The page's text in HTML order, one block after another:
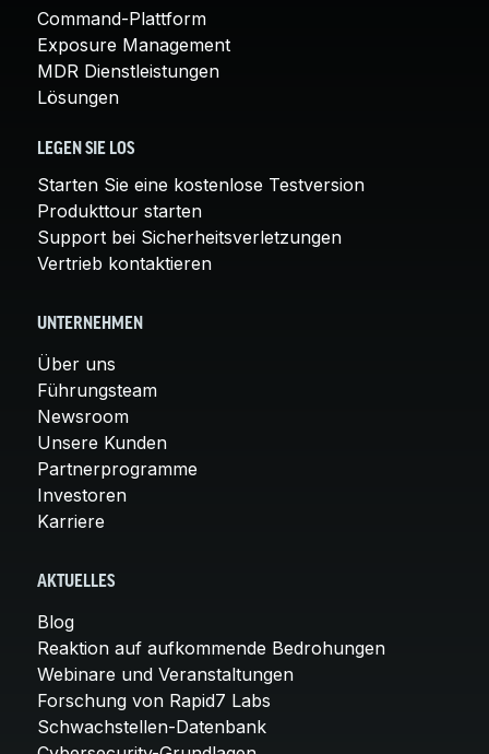
Command-Plattform
Exposure Management
MDR Dienstleistungen
Lösungen
LEGEN SIE LOS
Starten Sie eine kostenlose Testversion
Produkttour starten
Support bei Sicherheitsverletzungen
Vertrieb kontaktieren
UNTERNEHMEN
Über uns
Führungsteam
Newsroom
Unsere Kunden
Partnerprogramme
Investoren
Karriere
AKTUELLES
Blog
Reaktion auf aufkommende Bedrohungen
Webinare und Veranstaltungen
Forschung von Rapid7 Labs
Schwachstellen-Datenbank